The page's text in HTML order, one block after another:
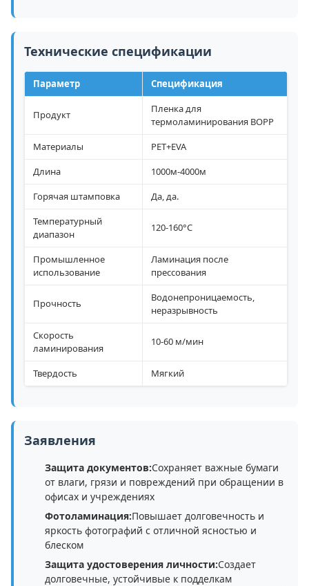
Технические спецификации
Параметр Спецификация
Продукт
Пленка для
термоламинирования BOPP
Материалы
PET+EVA
Длина
1000м-4000м
Горячая штамповка
Да, да.
Температурный
диапазон
120-160°С
Промышленное
использование
Ламинация после
прессования
Прочность
Водонепроницаемость,
неразрывность
Скорость
ламинирования
10-60 м/мин
Твердость Мягкий
Заявления
Защита документов:Сохраняет важные бумаги
от влаги, грязи и повреждений при обращении в
офисах и учреждениях
Фотоламинация:Повышает долговечность и
яркость фотографий с отличной ясностью и
блеском
Защита удостоверения личности:Создает
долговечные, устойчивые к подделкам